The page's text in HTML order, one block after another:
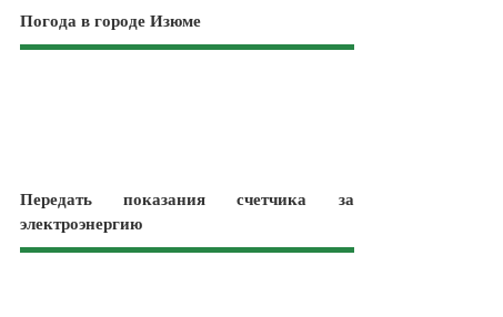
Погода в городе Изюме
Передать показания счетчика за
электроэнергию